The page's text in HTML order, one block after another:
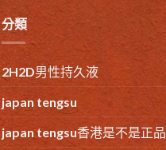
分類
2H2D男性持久液
japan tengsu
japan tengsu香港是不是正品